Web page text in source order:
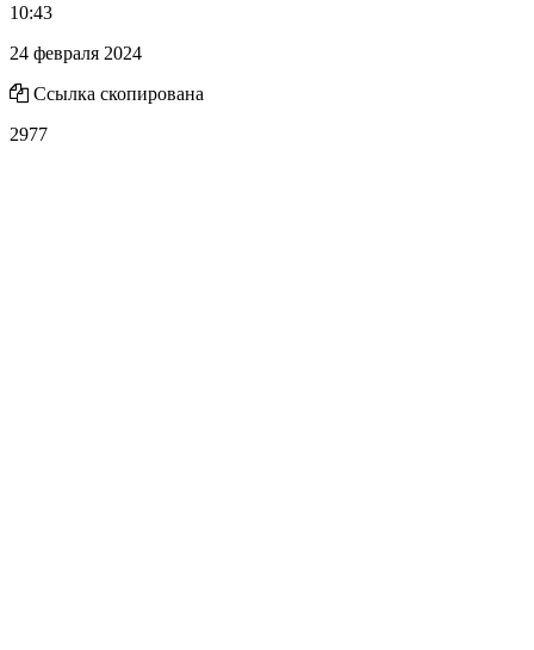
10:43
24 февраля 2024
Ссылка скопирована
2977